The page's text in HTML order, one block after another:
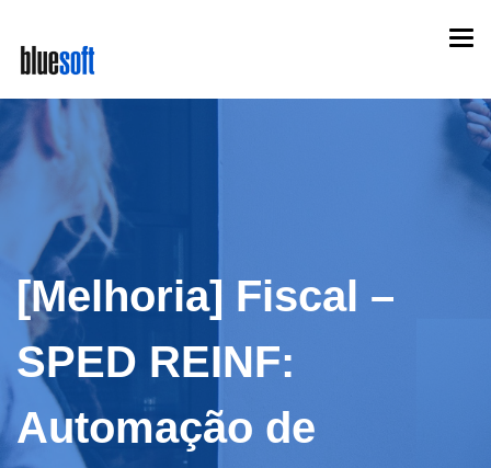
main
content
[Melhoria] Fiscal –
SPED REINF:
Automação de